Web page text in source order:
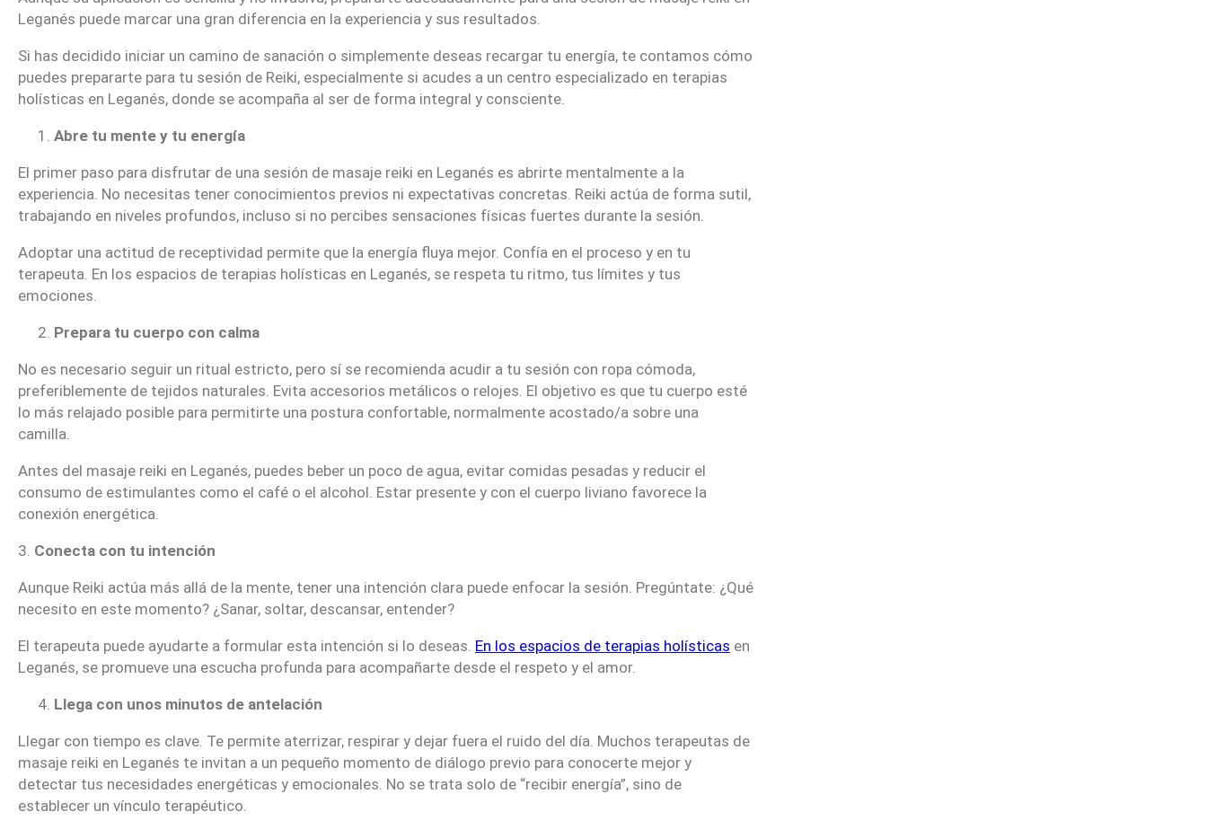
Leganés puede marcar una gran diferencia en la experiencia y sus resultados.
Si has decidido iniciar un camino de sanación o simplemente deseas recargar tu energía, te contamos cómo
puedes prepararte para tu sesión de Reiki, especialmente si acudes a un centro especializado en terapias
holísticas en Leganés, donde se acompaña al ser de forma integral y consciente.
Abre tu mente y tu energía
El primer paso para disfrutar de una sesión de masaje reiki en Leganés es abrirte mentalmente a la
experiencia. No necesitas tener conocimientos previos ni expectativas concretas. Reiki actúa de forma sutil,
trabajando en niveles profundos, incluso si no percibes sensaciones físicas fuertes durante la sesión.
Adoptar una actitud de receptividad permite que la energía fluya mejor. Confía en el proceso y en tu
terapeuta. En los espacios de terapias holísticas en Leganés, se respeta tu ritmo, tus límites y tus
emociones.
Prepara tu cuerpo con calma
No es necesario seguir un ritual estricto, pero sí se recomienda acudir a tu sesión con ropa cómoda,
preferiblemente de tejidos naturales. Evita accesorios metálicos o relojes. El objetivo es que tu cuerpo esté
lo más relajado posible para permitirte una postura confortable, normalmente acostado/a sobre una
camilla.
Antes del masaje reiki en Leganés, puedes beber un poco de agua, evitar comidas pesadas y reducir el
consumo de estimulantes como el café o el alcohol. Estar presente y con el cuerpo liviano favorece la
conexión energética.
3. Conecta con tu intención
Aunque Reiki actúa más allá de la mente, tener una intención clara puede enfocar la sesión. Pregúntate: ¿Qué
necesito en este momento? ¿Sanar, soltar, descansar, entender?
El terapeuta puede ayudarte a formular esta intención si lo deseas. En los espacios de terapias holísticas en
Leganés, se promueve una escucha profunda para acompañarte desde el respeto y el amor.
Llega con unos minutos de antelación
Llegar con tiempo es clave. Te permite aterrizar, respirar y dejar fuera el ruido del día. Muchos terapeutas de
masaje reiki en Leganés te invitan a un pequeño momento de diálogo previo para conocerte mejor y
detectar tus necesidades energéticas y emocionales. No se trata solo de “recibir energía”, sino de
establecer un vínculo terapéutico.